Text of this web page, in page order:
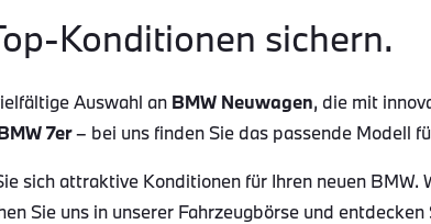
Konditionen sichern.
Auswahl an BMW Neuwagen, die mit
7er– bei uns finden Sie das passende Modell
sich attraktive Konditionen für Ihren neuen BMW.
Sie uns in unserer Fahrzeugbörse und